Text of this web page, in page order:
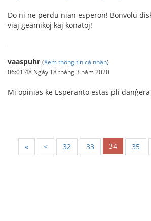
Do ni ne perdu nian esperon! Bonvolu
viaj geamikoj kaj konatoj!
vaaspuhr (Xem thông tin cá nhân)
06:01:48 Ngày 18 tháng 3 năm 2020
Mi opinias ke Esperanto estas pli
« < 32 33 34 35